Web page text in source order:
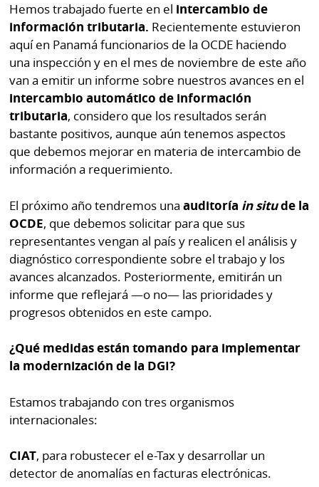
Hemos trabajado fuerte en el intercambio de
información tributaria. Recientemente estuvieron
aquí en Panamá funcionarios de la OCDE haciendo
una inspección y en el mes de noviembre de este año
van a emitir un informe sobre nuestros avances en el
intercambio automático de información
tributaria, considero que los resultados serán
bastante positivos, aunque aún tenemos aspectos
que debemos mejorar en materia de intercambio de
información a requerimiento.
El próximo año tendremos unaauditoría in situde la
OCDE, que debemos solicitar para que sus
representantes vengan al país y realicen el análisis y
diagnóstico correspondiente sobre el trabajo y los
avances alcanzados. Posteriormente, emitirán un
informe que reflejará —o no— las prioridades y
progresos obtenidos en este campo.
¿Qué medidas están tomando para implementar
la modernización de la DGI?
Estamos trabajando con tres organismos
internacionales:
CIAT, para robustecer el e-Tax y desarrollar un
detector de anomalías en facturas electrónicas.